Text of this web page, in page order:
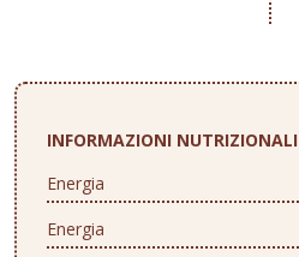
INFORMAZIONI NUTRIZIONALI
Energia
Energia